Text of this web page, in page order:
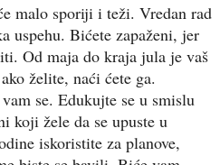
malo sporiji i teži. Vredan rad
uspehu. Bićete zapaženi, jer
Od maja do kraja jula je vaš
želite, naći ćete ga.
se. Edukujte se u smislu
koji žele da se upuste u
iskoristite za planove,